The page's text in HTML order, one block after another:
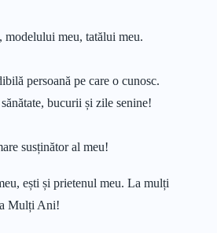
meu, tatălui meu.
persoană pe care o cunosc.
bucurii și zile senine!
susținător al meu!
ești și prietenul meu. La mulți
Mulți Ani!